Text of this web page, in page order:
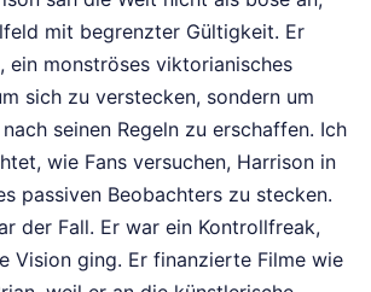
mit begrenzter Gültigkeit. Er
ein monströses viktorianisches
sich zu verstecken, sondern um
seinen Regeln zu erschaffen. Ich
wie Fans versuchen, Harrison in
passiven Beobachters zu stecken.
der Fall. Er war ein Kontrollfreak,
Vision ging. Er finanzierte Filme wie